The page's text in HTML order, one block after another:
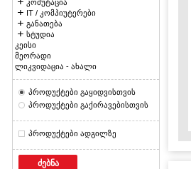
კომუტაცია
IT / კომპიუტერები
განათება
სტუდია
კეისი
მეორადი
ლიკვიდაცია - ახალი
პროდუქტები გაყიდვისთვის
პროდუქტები გაქირავებისთვის
პროდუქტები ადგილზე
ძებნა